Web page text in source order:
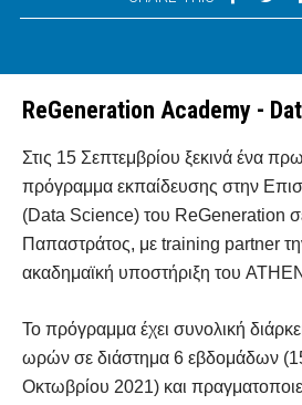
ReGeneration Academy -
Στις 15 Σεπτεμβρίου ξεκινά ένα
πρόγραμμα εκπαίδευσης στην
(Data Science) του ReGeneration
Παπαστράτος, με training partner
ακαδημαϊκή υποστήριξη του
Το πρόγραμμα έχει συνολική
ωρών σε διάστημα 6 εβδομάδων
Οκτωβρίου 2021) και